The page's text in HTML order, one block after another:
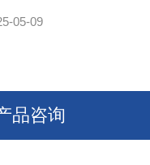
05-09
品咨询